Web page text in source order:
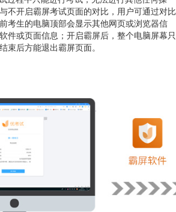
不开启霸屏考试页面的对比，用户可通过对比
考生的电脑顶部会显示其他网页或浏览器信
件或页面信息；开启霸屏后，整个电脑屏幕只
束后方能退出霸屏页面。